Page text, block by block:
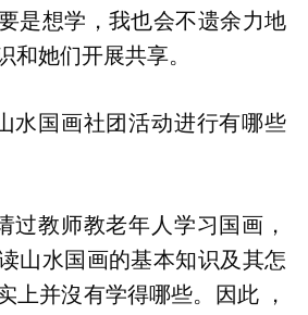
是想学，我也会不遗余力地
和她们开展共享。
水国画社团活动进行有哪些
过教师教老年人学习国画，
山水国画的基本知识及其怎
上并沒有学得哪些。因此 ，